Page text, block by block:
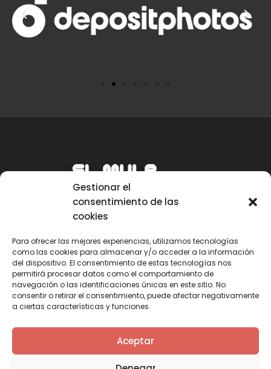
Gestionar el
consentimiento de las
cookies
Para ofrecer las mejores experiencias, utilizamos tecnologías
como las cookies para almacenar y/o acceder a la información
del dispositivo. El consentimiento de estas tecnologías nos
permitirá procesar datos como el comportamiento de
navegación o las identificaciones únicas en este sitio. No
consentir o retirar el consentimiento, puede afectar negativamente
a ciertas características y funciones.
Aceptar
Email
mule@mulecarajonero.com
Síguenos en redes sociales
a
T
w
i
Y
o
u
n